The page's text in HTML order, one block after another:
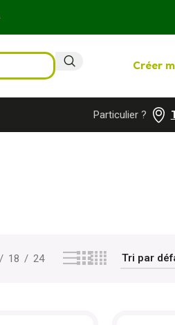
Créer
Particulier ?
18 24